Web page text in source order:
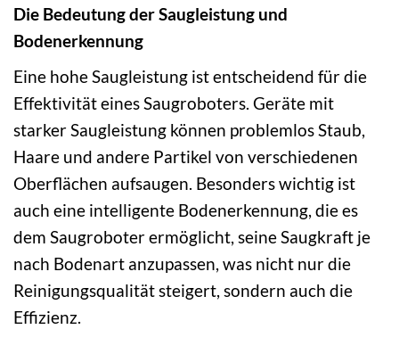
Die Bedeutung der Saugleistung und
Bodenerkennung
Eine hohe Saugleistung ist entscheidend für die
Effektivität eines Saugroboters. Geräte mit
starker Saugleistung können problemlos Staub,
Haare und andere Partikel von verschiedenen
Oberflächen aufsaugen. Besonders wichtig ist
auch eine intelligente Bodenerkennung, die es
dem Saugroboter ermöglicht, seine Saugkraft je
nach Bodenart anzupassen, was nicht nur die
Reinigungsqualität steigert, sondern auch die
Effizienz.